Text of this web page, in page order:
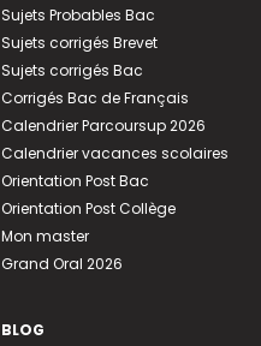
Sujets Probables Bac
Sujets corrigés Brevet
Sujets corrigés Bac
Corrigés Bac de Français
Calendrier Parcoursup 2026
Calendrier vacances scolaires
Orientation Post Bac
Orientation Post Collège
Mon master
Grand Oral 2026
BLOG